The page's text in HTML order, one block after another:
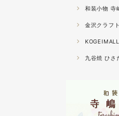
和装小物 寺
金沢クラフ
九谷焼 ひさ